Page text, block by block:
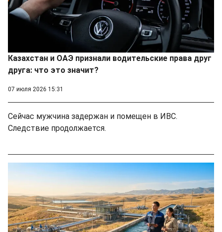
Казахстан и ОАЭ признали водительские права друг
друга: что это значит?
07 июля 2026 15:31
Сейчас мужчина задержан и помещен в ИВС.
Следствие продолжается.